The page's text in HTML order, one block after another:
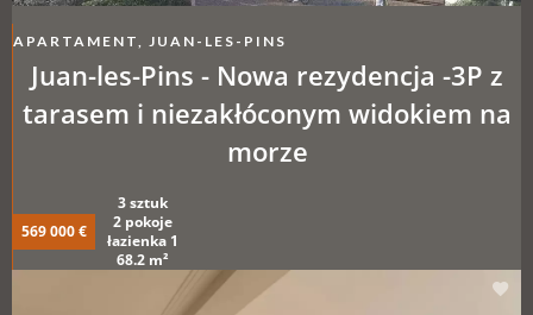
APARTAMENT, JUAN-LES-PINS
Juan-les-Pins - Nowa rezydencja -3P z
tarasem i niezakłóconym widokiem na
morze
569 000 €
3 sztuk
2 pokoje
łazienka 1
68.2 m²